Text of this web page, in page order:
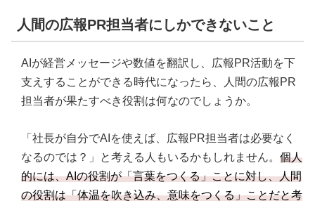
人間の広報PR担当者にしかできないこと
AIが経営メッセージや数値を翻訳し、広報PR活動を下
支えすることができる時代になったら、人間の広報PR
担当者が果たすべき役割は何なのでしょうか。
「社長が自分でAIを使えば、広報PR担当者は必要なく
なるのでは？」と考える人もいるかもしれません。 個人
的には、AIの役割が「言葉をつくる」ことに対し、人間
の役割は「体温を吹き込み、意味をつくる」ことだと考